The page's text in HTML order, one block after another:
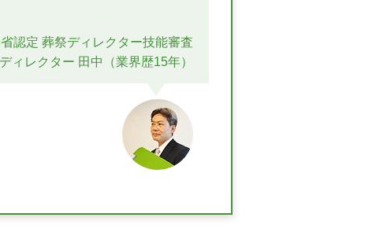
認定 葬祭ディレクター技能審査
ィレクター 田中（業界歴15年）